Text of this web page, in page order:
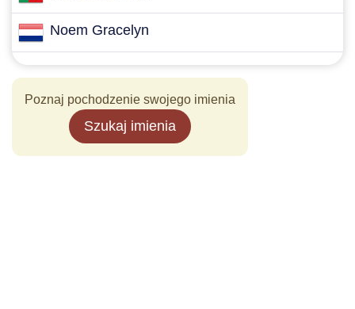
Noem Gracelyn
Poznaj pochodzenie swojego imienia
Szukaj imienia